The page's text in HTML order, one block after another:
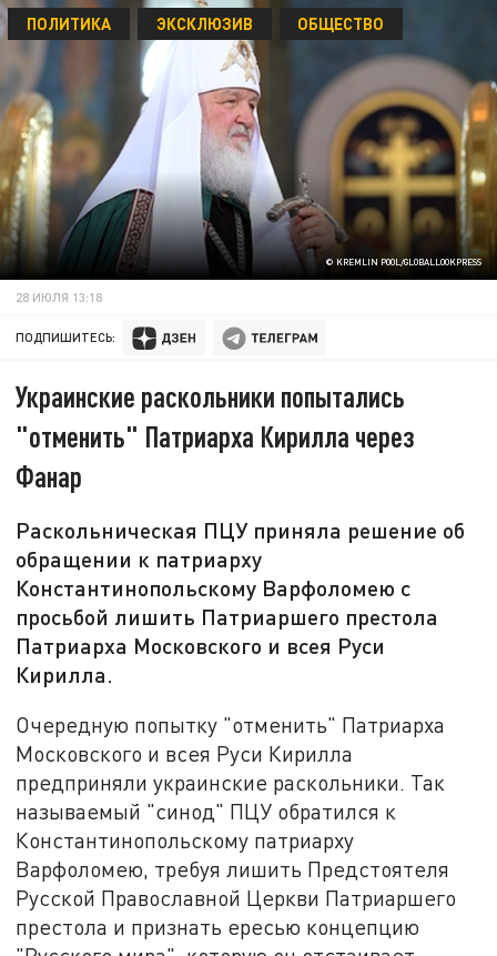
© KREMLIN POOL/GLOBALLOOKPRESS
ПОЛИТИКА ЭКСКЛЮЗИВ ОБЩЕСТВО
28 ИЮЛЯ 13:18
ПОДПИШИТЕСЬ:
Украинские раскольники попытались
"отменить" Патриарха Кирилла через
Фанар
Раскольническая ПЦУ приняла решение об
обращении к патриарху
Константинопольскому Варфоломею с
просьбой лишить Патриаршего престола
Патриарха Московского и всея Руси
Кирилла.
Очередную попытку "отменить" Патриарха
Московского и всея Руси Кирилла
предприняли украинские раскольники. Так
называемый "синод" ПЦУ обратился к
Константинопольскому патриарху
Варфоломею, требуя лишить Предстоятеля
Русской Православной Церкви Патриаршего
престола и признать ересью концепцию